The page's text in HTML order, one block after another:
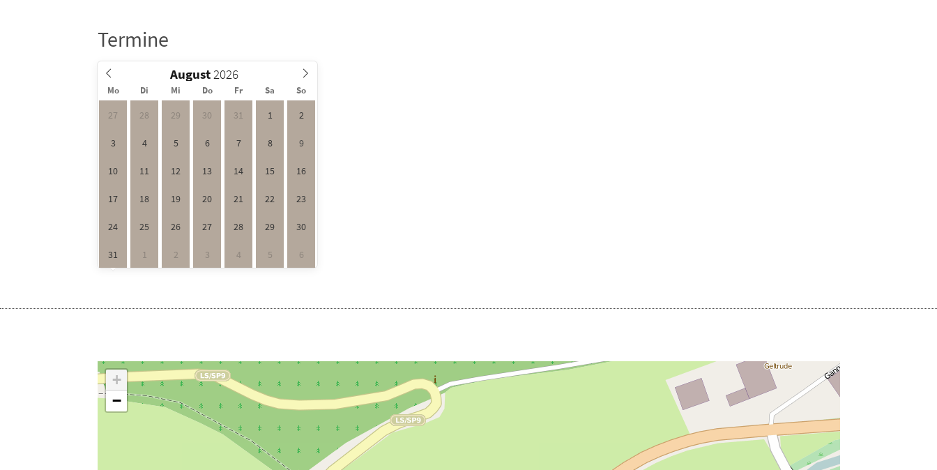
Termine
August
Mo Di Mi Do Fr Sa So
27 28 29 30 31 1 2
3 4 5 6 7 8 9
10 11 12 13 14 15 16
17 18 19 20 21 22 23
24 25 26 27 28 29 30
31 1 2 3 4 5 6
+
−